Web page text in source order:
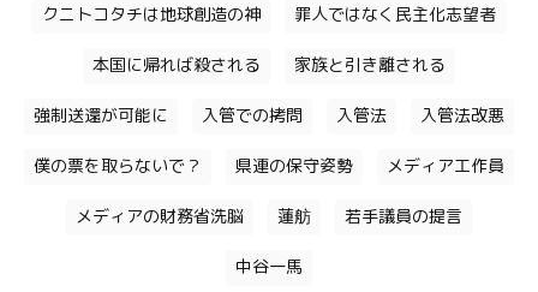
クニトコタチは地球創造の神 罪人ではなく民主化志望者
本国に帰れば殺される 家族と引き離される
強制送還が可能に 入管での拷問 入管法 入管法改悪
僕の票を取らないで？ 県連の保守姿勢 メディア工作員
メディアの財務省洗脳 蓮舫 若手議員の提言
中谷一馬